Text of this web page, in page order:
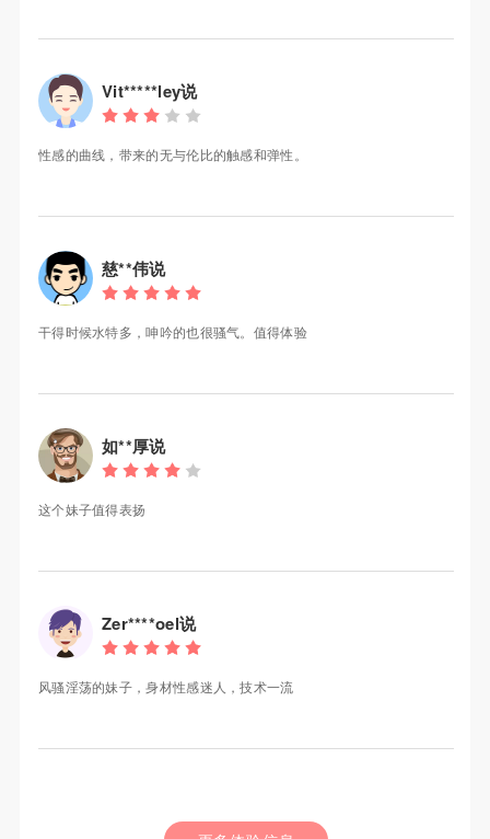
Vit*****ley说
性感的曲线，带来的无与伦比的触感和弹性。
慈**伟说
干得时候水特多，呻吟的也很骚气。值得体验
如**厚说
这个妹子值得表扬
Zer****oel说
风骚淫荡的妹子，身材性感迷人，技术一流